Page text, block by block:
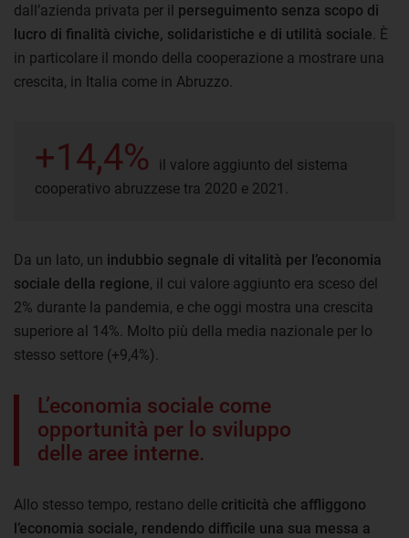
dall’azienda privata per il perseguimento senza scopo di
lucro di finalità civiche, solidaristiche e di utilità sociale . È
in particolare il mondo della cooperazione a mostrare una
crescita, in Italia come in Abruzzo.
+14,4%
il valore aggiunto del sistema
cooperativo abruzzese tra 2020 e 2021.
Da un lato, un indubbio segnale di vitalità per l’economia
sociale della regione, il cui valore aggiunto era sceso del
2% durante la pandemia, e che oggi mostra una crescita
superiore al 14%. Molto più della media nazionale per lo
stesso settore (+9,4%).
L’economia sociale come
opportunità per lo sviluppo
delle aree interne.
Allo stesso tempo, restano delle criticità che affliggono
l’economia sociale, rendendo difficile una sua messa a